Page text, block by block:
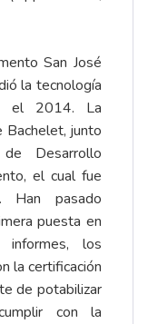
San José
la tecnología
el 2014. La
Bachelet, junto
Desarrollo
el cual fue
Han pasado
puesta en
los
la certificación
de potabilizar
con la